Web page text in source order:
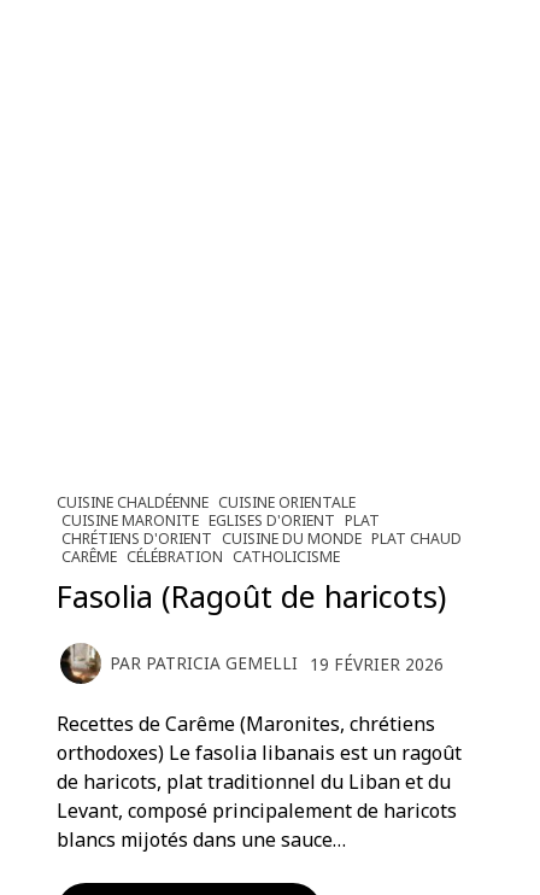
CUISINE CHALDÉENNE CUISINE ORIENTALE
CUISINE MARONITE EGLISES D'ORIENT PLAT
CHRÉTIENS D'ORIENT CUISINE DU MONDE PLAT CHAUD
CARÊME CÉLÉBRATION CATHOLICISME
Fasolia (Ragoût de haricots)
PAR PATRICIA GEMELLI 19 FÉVRIER 2026
Recettes de Carême (Maronites, chrétiens
orthodoxes) Le fasolia libanais est un ragoût
de haricots, plat traditionnel du Liban et du
Levant, composé principalement de haricots
blancs mijotés dans une sauce…